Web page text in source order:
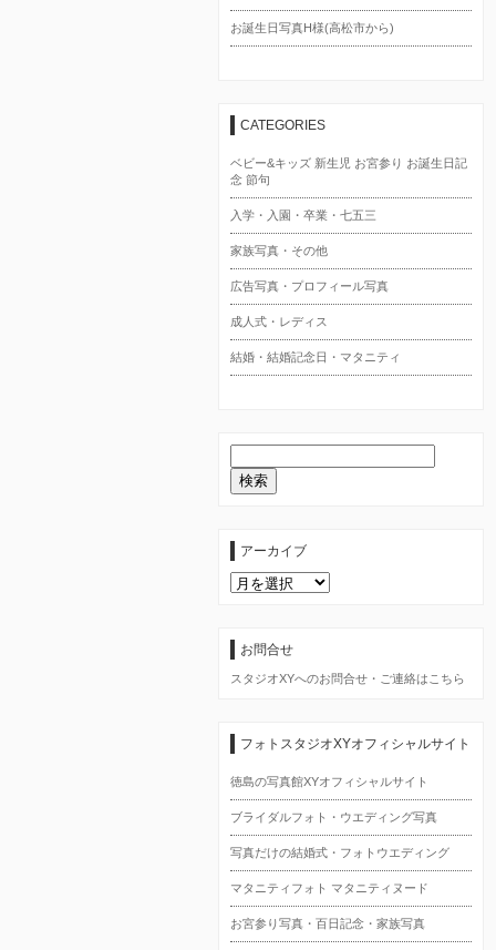
お誕生日写真H様(高松市から)
CATEGORIES
ベビー&キッズ 新生児 お宮参り お誕生日記
念 節句
入学・入園・卒業・七五三
家族写真・その他
広告写真・プロフィール写真
成人式・レディス
結婚・結婚記念日・マタニティ
アーカイブ
ア
ー
お問合せ
スタジオXYへのお問合せ・ご連絡はこちら
フォトスタジオXYオフィシャルサイト
徳島の写真館XYオフィシャルサイト
ブライダルフォト・ウエディング写真
写真だけの結婚式・フォトウエディング
マタニティフォト マタニティヌード
お宮参り写真・百日記念・家族写真